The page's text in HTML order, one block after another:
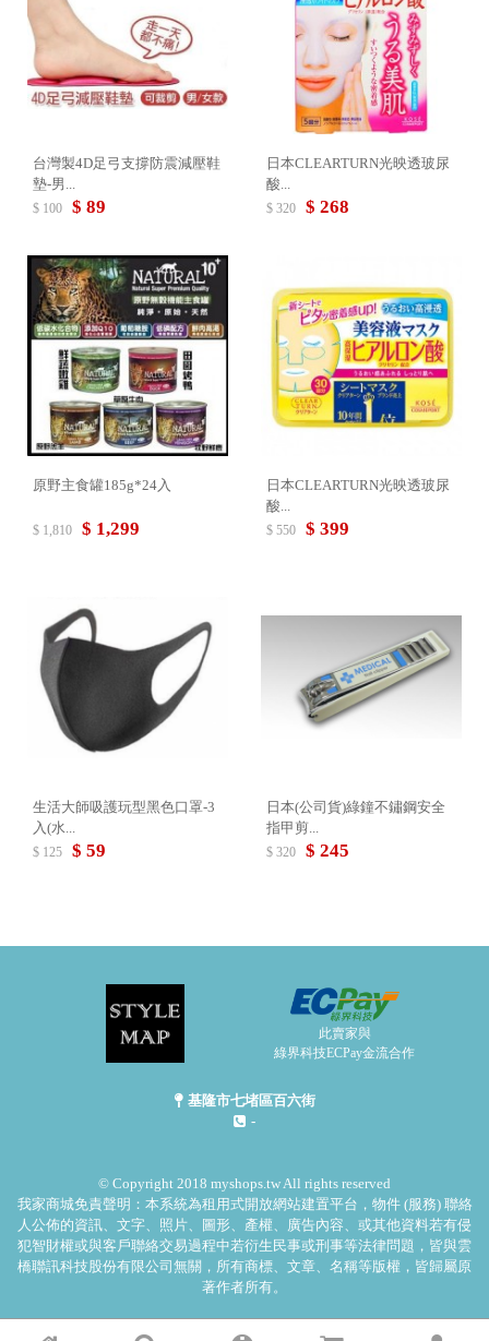
台灣製4D足弓支撐防震減壓鞋
墊-男...
$ 100 $ 89
日本CLEARTURN光映透玻尿
酸...
$ 320 $ 268
原野主食罐185g*24入
$ 1,810 $ 1,299
日本CLEARTURN光映透玻尿
酸...
$ 550 $ 399
生活大師吸護玩型黑色口罩-3
入(水...
$ 125 $ 59
日本(公司貨)綠鐘不鏽鋼安全
指甲剪...
$ 320 $ 245
此賣家與
綠界科技ECPay金流合作
基隆市七堵區百六街
-
© Copyright 2018 myshops.tw All rights reserved
我家商城免責聲明：本系統為租用式開放網站建置平台，物件 (服務) 聯絡
人公佈的資訊、文字、照片、圖形、產權、廣告內容、或其他資料若有侵
犯智財權或與客戶聯絡交易過程中若衍生民事或刑事等法律問題，皆與雲
橋聯訊科技股份有限公司無關，所有商標、文章、名稱等版權，皆歸屬原
著作者所有。